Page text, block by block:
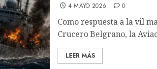
4 MAYO 2026 0
Como respuesta a la vil
Crucero Belgrano, la
LEER MÁS